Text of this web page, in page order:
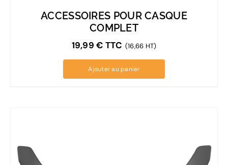
ACCESSOIRES POUR CASQUE
COMPLET
19,99€ TTC (16,66 HT)
Ajouter au panier